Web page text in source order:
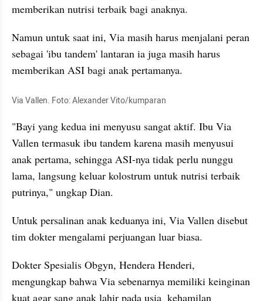
memberikan nutrisi terbaik bagi anaknya.
Namun untuk saat ini, Via masih harus menjalani peran
sebagai 'ibu tandem' lantaran ia juga masih harus
memberikan ASI bagi anak pertamanya.
Via Vallen. Foto: Alexander Vito/kumparan
"Bayi yang kedua ini menyusu sangat aktif. Ibu Via
Vallen termasuk ibu tandem karena masih menyusui
anak pertama, sehingga ASI-nya tidak perlu nunggu
lama, langsung keluar kolostrum untuk nutrisi terbaik
putrinya," ungkap Dian.
Untuk persalinan anak keduanya ini, Via Vallen disebut
tim dokter mengalami perjuangan luar biasa.
Dokter Spesialis Obgyn, Hendera Henderi,
mengungkap bahwa Via sebenarnya memiliki keinginan
kuat agar sang anak lahir pada usia  kehamilan